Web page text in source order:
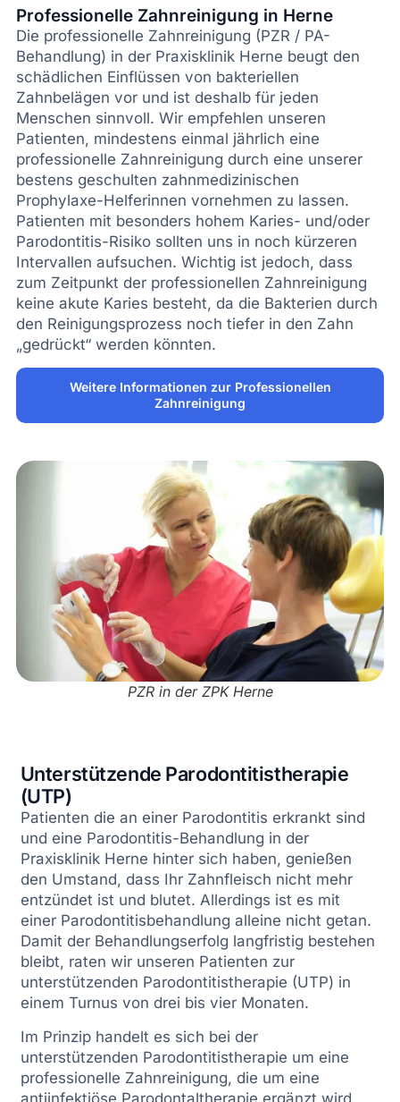
Professionelle Zahnreinigung in Herne
Die professionelle Zahnreinigung (PZR / PA-
Behandlung) in der Praxisklinik Herne beugt den
schädlichen Einflüssen von bakteriellen
Zahnbelägen vor und ist deshalb für jeden
Menschen sinnvoll. Wir empfehlen unseren
Patienten, mindestens einmal jährlich eine
professionelle Zahnreinigung durch eine unserer
bestens geschulten zahnmedizinischen
Prophylaxe-Helferinnen vornehmen zu lassen.
Patienten mit besonders hohem Karies- und/oder
Parodontitis-Risiko sollten uns in noch kürzeren
Intervallen aufsuchen. Wichtig ist jedoch, dass
zum Zeitpunkt der professionellen Zahnreinigung
keine akute Karies besteht, da die Bakterien durch
den Reinigungsprozess noch tiefer in den Zahn
„gedrückt“ werden könnten.
Weitere Informationen zur Professionellen
Zahnreinigung
PZR in der ZPK Herne
Unterstützende Parodontitistherapie
(UTP)
Patienten die an einer Parodontitis erkrankt sind
und eine Parodontitis-Behandlung in der
Praxisklinik Herne hinter sich haben, genießen
den Umstand, dass Ihr Zahnfleisch nicht mehr
entzündet ist und blutet. Allerdings ist es mit
einer Parodontitisbehandlung alleine nicht getan.
Damit der Behandlungserfolg langfristig bestehen
bleibt, raten wir unseren Patienten zur
unterstützenden Parodontitistherapie (UTP) in
einem Turnus von drei bis vier Monaten.
Im Prinzip handelt es sich bei der
unterstützenden Parodontitistherapie um eine
professionelle Zahnreinigung, die um eine
antiinfektiöse Parodontaltherapie ergänzt wird.